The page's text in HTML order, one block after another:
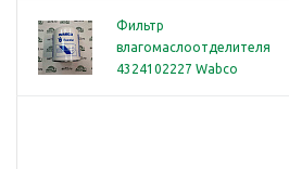
Фильтр
влагомаслоотделителя
4324102227 Wabco